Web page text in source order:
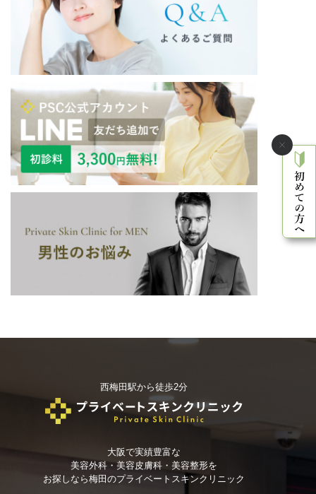
西梅田駅から徒歩2分
大阪で実績豊富な
美容外科・美容皮膚科・美容整形を
お探しなら梅田のプライベートスキンクリニック